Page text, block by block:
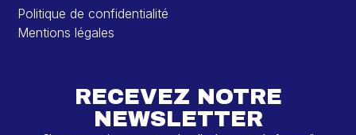
Politique de confidentialité
Mentions légales
RECEVEZ NOTRE
NEWSLETTER